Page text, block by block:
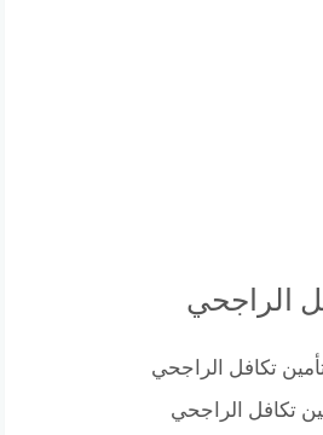
الراجحي
تكافل الراجحي